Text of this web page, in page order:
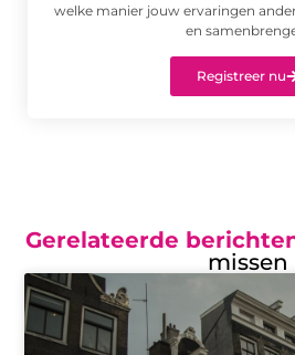
welke manier jouw ervaringen
en
Registreer nu
Gerelateerde
missen